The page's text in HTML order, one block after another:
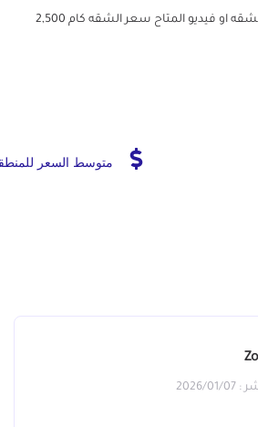
وكام اسانسير عدد 2 صور الشقه او فيديو المتاح سعر الشقه كام 2,500
متوسط السعر
01/07